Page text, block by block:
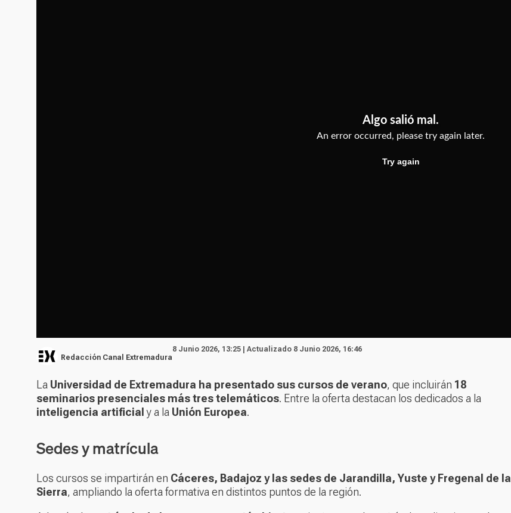
Redacción Canal Extremadura
8 Junio 2026, 13:25 | Actualizado 8 Junio 2026, 16:46
La Universidad de Extremadura ha presentado sus cursos de verano, que incluirán 18
seminarios presenciales más tres telemáticos. Entre la oferta destacan los dedicados a la
inteligencia artificial y a la Unión Europea.
Sedes y matrícula
Los cursos se impartirán en Cáceres, Badajoz y las sedes de Jarandilla, Yuste y Fregenal de la
Sierra, ampliando la oferta formativa en distintos puntos de la región.